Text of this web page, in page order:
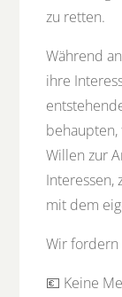
zu retten.
Während
ihre
behaupten,
Willen zur
Interessen,
mit dem
Wir fordern
💶 Keine